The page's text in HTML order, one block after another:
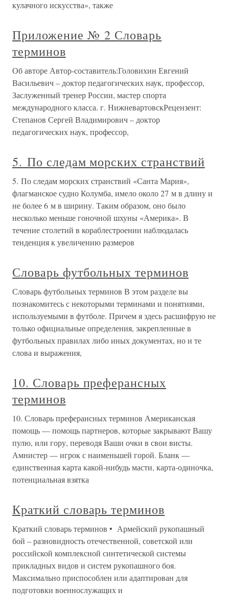
кулачного искусства», также
Приложение № 2 Словарь
терминов
Об авторе Автор-составитель:Головихин Евгений
Васильевич – доктор педагогических наук, профессор,
Заслуженный тренер России, мастер спорта
международного класса. г. НижневартовскРецензент:
Степанов Сергей Владимирович – доктор
педагогических наук, профессор,
5. По следам морских странствий
5. По следам морских странствий «Санта Мария»,
флагманское судно Колумба, имело около 27 м в длину и
не более 6 м в ширину. Таким образом, оно было
несколько меньше гоночной шхуны «Америка». В
течение столетий в кораблестроении наблюдалась
тенденция к увеличению размеров
Словарь футбольных терминов
Словарь футбольных терминов В этом разделе вы
познакомитесь с некоторыми терминами и понятиями,
используемыми в футболе. Причем я здесь расшифрую не
только официальные определения, закрепленные в
футбольных правилах либо иных документах, но и те
слова и выражения,
10. Словарь преферансных
терминов
10. Словарь преферансных терминов Американская
помощь — помощь партнеров, которые закрывают Вашу
пулю, или гору, переводя Ваши очки в свои висты.
Амнистер — игрок с наименьшей горой. Бланк —
единственная карта какой-нибудь масти, карта-одиночка,
потенциальная взятка
Краткий словарь терминов
Краткий словарь терминов • Армейский рукопашный
бой – разновидность отечественной, советской или
российской комплексной синтетической системы
прикладных видов и систем рукопашного боя.
Максимально приспособлен или адаптирован для
подготовки военнослужащих и